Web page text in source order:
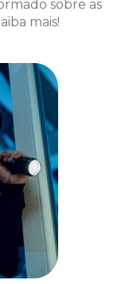
Casos
e
Medidas
de R$ 30